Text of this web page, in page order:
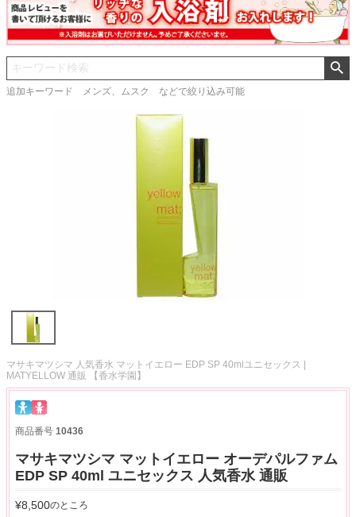
追加キーワード メンズ、ムスク などで絞り込み可能
マサキマツシマ 人気香水 マットイエロー EDP SP 40mlユニセックス |
MATYELLOW 通販 【香水学園】
商品番号 10436
マサキマツシマ マットイエロー オーデパルファム
EDP SP 40ml ユニセックス 人気香水 通販
¥8,500のところ